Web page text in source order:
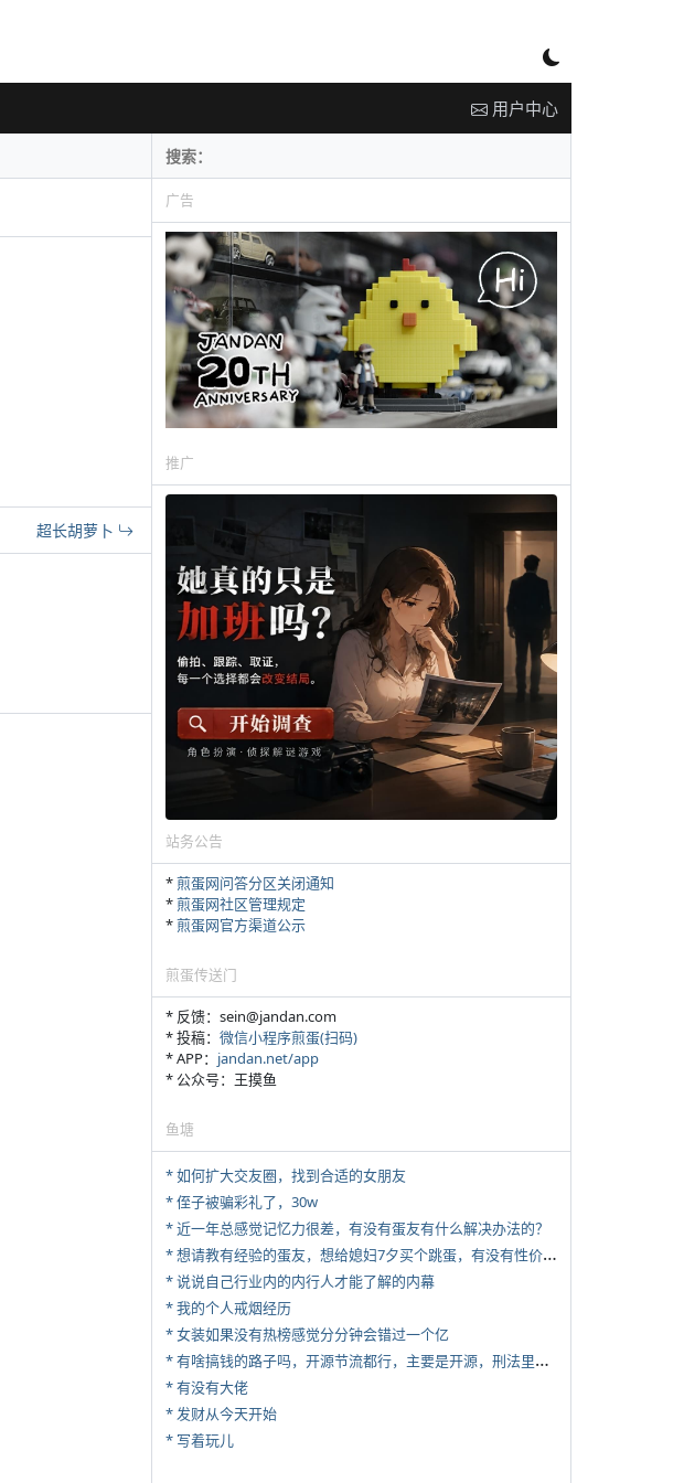
用户中心
超长胡萝卜
广告
推广
站务公告
*煎蛋网问答分区关闭通知
*煎蛋网社区管理规定
*煎蛋网官方渠道公示
煎蛋传送门
* 反馈：sein@jandan.com
* 投稿： 微信小程序煎蛋(扫码)
* APP： jandan.net/app
* 公众号：王摸鱼
鱼塘
* 如何扩大交友圈，找到合适的女朋友
* 侄子被骗彩礼了，30w
* 近一年总感觉记忆力很差，有没有蛋友有什么解决办法的？
*
想请教有经验的蛋友，想给媳妇7夕买个跳蛋，有没有性价比高的推荐
* 说说自己行业内的内行人才能了解的内幕
* 我的个人戒烟经历
* 女装如果没有热榜感觉分分钟会错过一个亿
*
有啥搞钱的路子吗，开源节流都行，主要是开源，刑法里的咱不做
* 有没有大佬
* 发财从今天开始
* 写着玩儿